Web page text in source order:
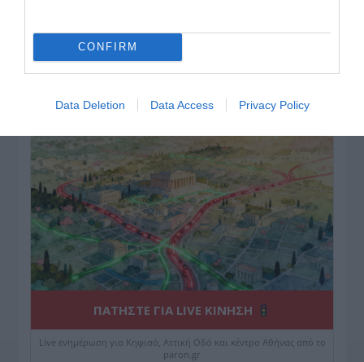
CONFIRM
Data Deletion Data Access Privacy Policy
ΔΕΙΤΕ ΤΗΝ ΚΙΝΗΣΗ ΣΤΟΥΣ ΔΡΌΜΟΥΣ
Κίνηση Τώρα: Live Χάρτης Αθήνας
ΠΑΤΗΣΤΕ ΓΙΑ LIVE ΚΙΝΗΣΗ
Live ενημέρωση για Κηφισό, Αττική Οδό και κέντρο Αθήνας από το
paron.gr